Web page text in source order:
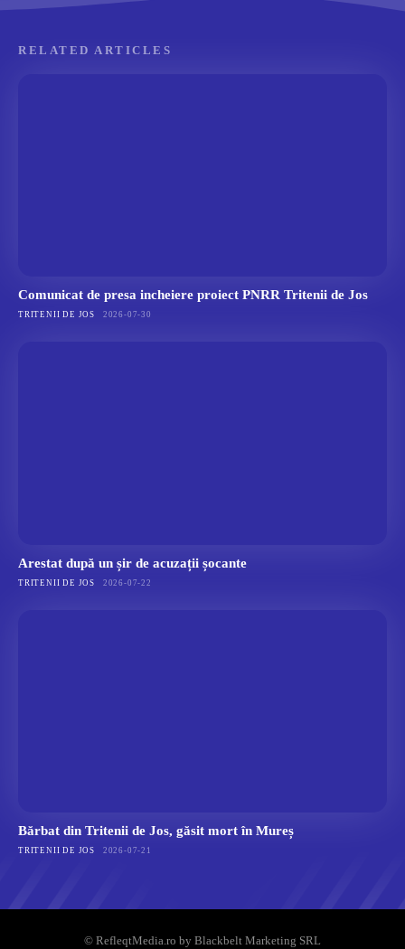
RELATED ARTICLES
Comunicat de presa incheiere proiect PNRR Tritenii de Jos
TRITENII DE JOS 2026-07-30
Arestat după un șir de acuzații șocante
TRITENII DE JOS 2026-07-22
Bărbat din Tritenii de Jos, găsit mort în Mureș
TRITENII DE JOS 2026-07-21
© RefleqtMedia.ro by Blackbelt Marketing SRL